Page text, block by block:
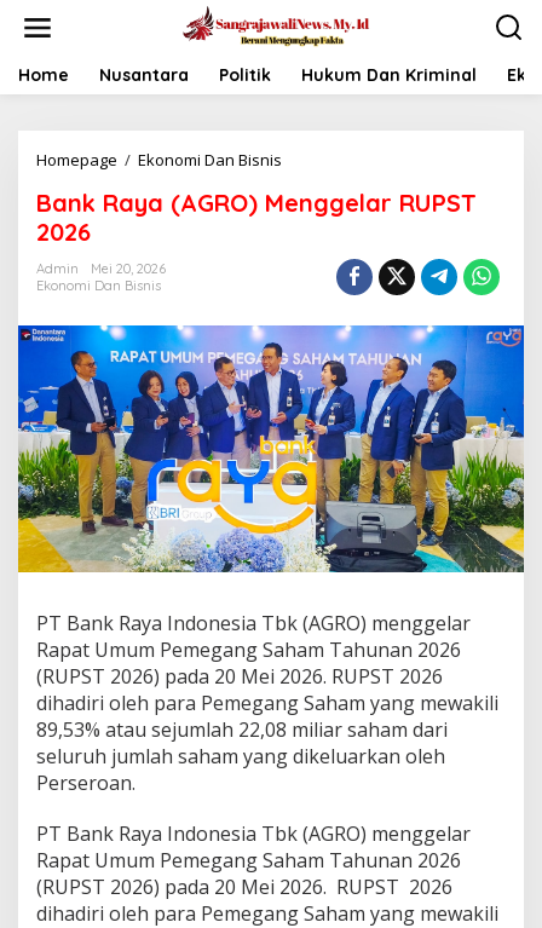
t
Home Nusantara Politik Hukum Dan Kriminal
Homepage / Ekonomi Dan Bisnis
n
A
G
R
O
)
M
e
n
g
g
e
a
r
R
U
P
S
T
2
6
Bank Raya (AGRO) Menggelar RUPST
2026
Admin
Mei 20, 2026
Ekonomi Dan Bisnis
PT Bank Raya Indonesia Tbk (AGRO) menggelar
Rapat Umum Pemegang Saham Tahunan 2026
(RUPST 2026) pada 20 Mei 2026. RUPST 2026
dihadiri oleh para Pemegang Saham yang mewakili
89,53% atau sejumlah 22,08 miliar saham dari
seluruh jumlah saham yang dikeluarkan oleh
Perseroan.
PT Bank Raya Indonesia Tbk (AGRO) menggelar
Rapat Umum Pemegang Saham Tahunan 2026
(RUPST 2026) pada 20 Mei 2026. RUPST 2026
dihadiri oleh para Pemegang Saham yang mewakili